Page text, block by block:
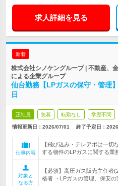
求人詳細を見る
新着
株式会社シノケングループ | 不動産
による企業グループ
仙台勤務【LPガスの保守・管
日
正社員 急募 転勤なし 学歴不問
情報更新日：2026/07/01 終了予定日：
仕事内容
【飛び込み・テレアポは一切
する物件のLPガスに関する業
対象と
なる方
【必須】高圧ガス販売主任者
格者 ・LPガスの管理、保安の